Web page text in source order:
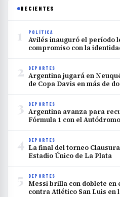
RECIENTES
1 POLÍTICA
Avilés inauguró el período
compromiso con la
2 DEPORTES
Argentina jugará en
de Copa Davis en más de
3 DEPORTES
Argentina avanza para
Fórmula 1 con el
4 DEPORTES
La final del torneo
Estadio Único de La Plata
5 DEPORTES
Messi brilla con doblete
contra Atlético San Luis en